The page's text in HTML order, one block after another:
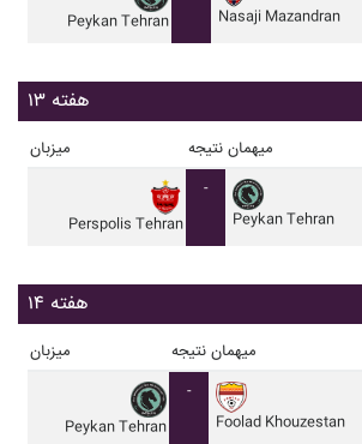
Peykan Tehran
Nasaji Mazandran
هفته ۱۳
میزبان نتیجه میهمان
Perspolis Tehran
-
Peykan Tehran
هفته ۱۴
میزبان نتیجه میهمان
Peykan Tehran
-
Foolad Khouzestan